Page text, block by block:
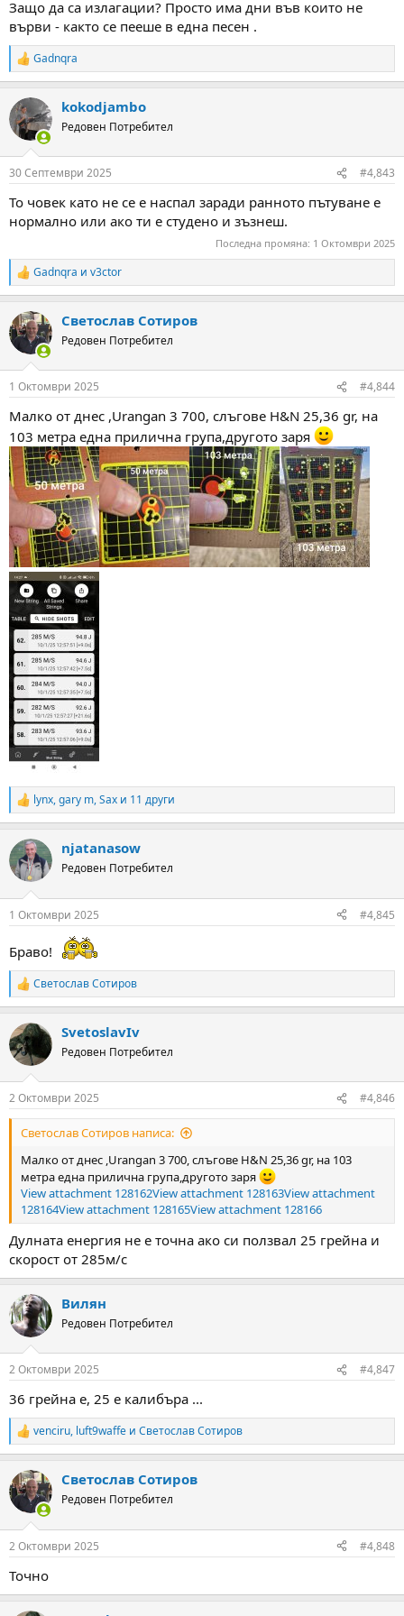
Защо да са излагации? Просто има дни във които не
върви - както се пееше в една песен .
R
e
c
t
i
s
Gadnqra
kokodjambo
Редовен Потребител
30 Септември 2025 #4,843
То човек като не се е наспал заради ранното пътуване е
нормално или ако ти е студено и зъзнеш.
Последна промяна: 1 Октомври 2025
R
e
c
t
i
s
Gadnqra и v3ctor
Светослав Сотиров
Редовен Потребител
1 Октомври 2025 #4,844
Малко от днес ,Urangan 3 700, слъгове H&N 25,36 gr, на
103 метра една прилична група,другото заря
R
e
c
t
i
s
lynx,gary m,Sax и 11 други
njatanasow
Редовен Потребител
1 Октомври 2025 #4,845
Браво!
R
e
c
t
i
s
:
Светослав Сотиров
SvetoslavIv
Редовен Потребител
2 Октомври 2025 #4,846
Светослав Сотиров написа:
Малко от днес ,Urangan 3 700, слъгове H&N 25,36 gr, на 103
метра една прилична група,другото заря
View attachment 128162View attachment 128163View attachment
128164View attachment 128165View attachment 128166
Дулната енергия не е точна ако си ползвал 25 грейна и
скорост от 285м/с
Вилян
Редовен Потребител
2 Октомври 2025 #4,847
36 грейна е, 25 е калибъра ...
R
e
c
t
i
s
venciru, luft9waffe и Светослав Сотиров
Светослав Сотиров
Редовен Потребител
2 Октомври 2025 #4,848
Точно